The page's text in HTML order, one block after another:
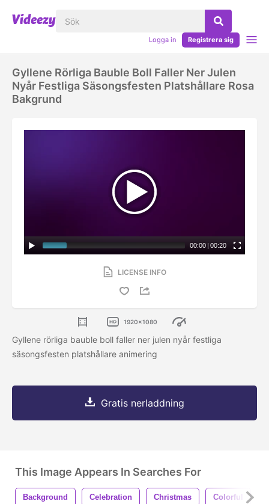
Logga in Registrera sig
Gyllene Rörliga Bauble Boll Faller Ner Julen
Nyår Festliga Säsongsfesten Platshållare Rosa
Bakgrund
00:00 | 00:20
LICENSE INFO
1920x1080
Gyllene rörliga bauble boll faller ner julen nyår festliga
säsongsfesten platshållare animering
Gratis nerladdning
This Image Appears In Searches For
Background Celebration Christmas Colorful